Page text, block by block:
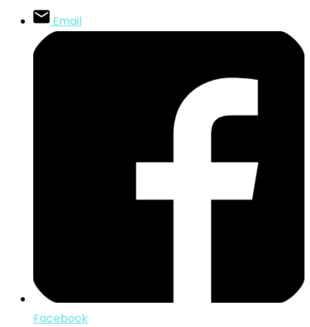
Email
Facebook